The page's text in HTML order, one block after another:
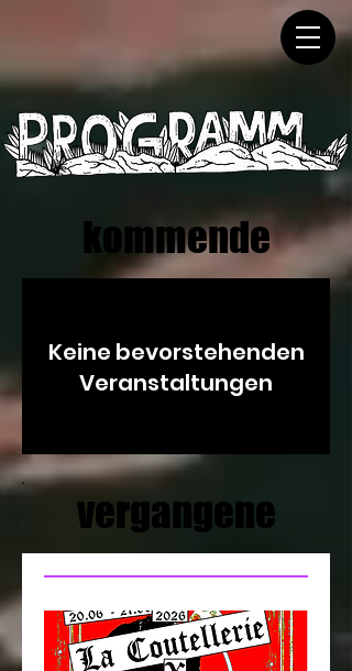
kommende
Keine bevorstehenden
Veranstaltungen
vergangene